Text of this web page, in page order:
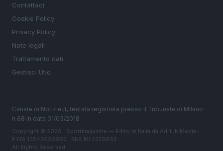
Contattaci
Cookie Policy
Privacy Policy
Note legali
Trattamento dati
Gestisci Utiq
Canale di Notizie.it, testata registrata presso il Tribunale di Milano
n.68 in data 01/03/2018
Copyright © 2026 · Sportmagazine — Edito in Italia da AdHub Media
P.IVA 13542920965 · REA MI 2729933
All Rights Reserved